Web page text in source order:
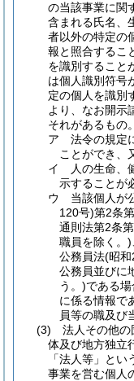
の当該事業に関
含まれる氏名、
者以外の特定の
報と照合するこ
を識別すること
は個人識別符号
定の個人を識別
より、なお開示
それがあるもの。
ア
法令の規定
ことができ、
イ
人の生命、
示することが
ウ
当該個人が
120号)第2条
通則法第2条
職員を除く。)
公務員法(昭和
公務員並びに
う。)である
に係る情報で
員等の職及び
(3)
法人その他の
体及び地方独立
「法人等」とい
事業を営む個人